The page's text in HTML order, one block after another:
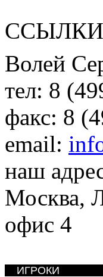
ССЫЛКИ
Волей
тел: 8
факс: 8
email:
наш
Москва,
офис 4
ИГРОКИ